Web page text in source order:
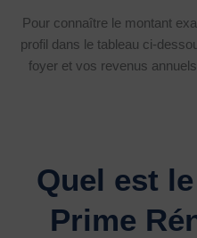
Pour connaître le montant
profil dans le tableau ci-
foyer et vos revenus
Quel est
Prime